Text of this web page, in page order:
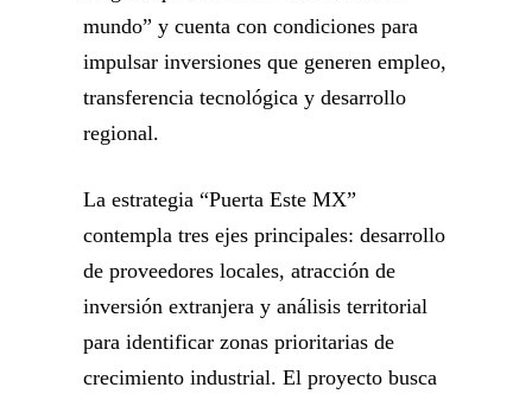
mundo” y cuenta con condiciones para
impulsar inversiones que generen empleo,
transferencia tecnológica y desarrollo
regional.
La estrategia “Puerta Este MX”
contempla tres ejes principales: desarrollo
de proveedores locales, atracción de
inversión extranjera y análisis territorial
para identificar zonas prioritarias de
crecimiento industrial. El proyecto busca